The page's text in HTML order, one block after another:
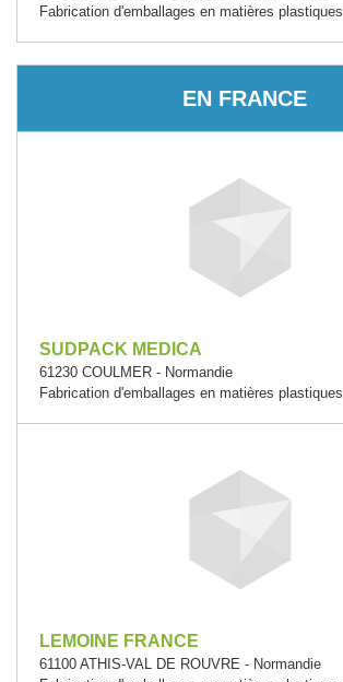
Fabrication d'emballages en matières plastiques
EN FRANCE
SUDPACK MEDICA
61230 COULMER - Normandie
Fabrication d'emballages en matières plastiques
LEMOINE FRANCE
61100 ATHIS-VAL DE ROUVRE - Normandie